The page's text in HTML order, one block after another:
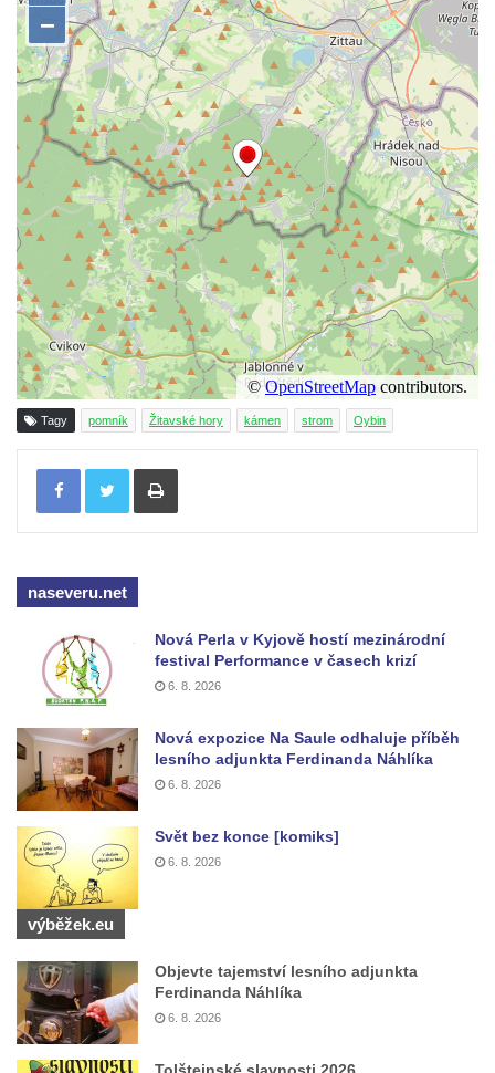
Dub letní u Dobříně
Lípa malolistá u hřbitova v Lužici
Lípa širokolistá ve Velenicích
Dub letní v bývalém statku Šumná
Habrová alej u zámku Zahrádky
Javorová alej Mezná
Jedle nikkoská ve Šluknově
Körnerův dub ve Šluknově
Lípa u kostela Navštívení Panny Marie v
Hejnicích
Lipová alej mezi zámkem a kaplí svatého
Jana Nepomuckého ve Sloupu v Čechách
Památný strom (lípa širokolistá) ve Sloupu v
Lípa osvobození v parku v Teplicích nad
Stromy milénia v parku v Teplicích nad
Památný strom (lípa) v Dolních Křečanech
Javor klen v Mikulášovicích
Památný buk v Jiřetíně pod Jedlovou
Nivní dub v Království
Lípa republiky v Dubé
Strom svobody u pomníku rumburské
vzpoury v Rumburku
Jírovec u Kleinova statku v Konětopech
Švehlova lípa v Touchovicích
Lípa malolistá na hřbitově v Chloumku v
Mělníku
Strom republiky u kaple na rozcestí v jižní
části Budyně nad Ohří
Lípa na Markovském západně od Mšené-
lázně
Tagy pomník Žitavské hory kámen strom Oybin
Tisknout
naseveru.net
Nová Perla v Kyjově hostí mezinárodní
festival Performance v časech krizí
6. 8. 2026
Nová expozice Na Saule odhaluje příběh
lesního adjunkta Ferdinanda Náhlíka
6. 8. 2026
Svět bez konce [komiks]
6. 8. 2026
výběžek.eu
Objevte tajemství lesního adjunkta
Ferdinanda Náhlíka
6. 8. 2026
Tolštejnské slavnosti 2026